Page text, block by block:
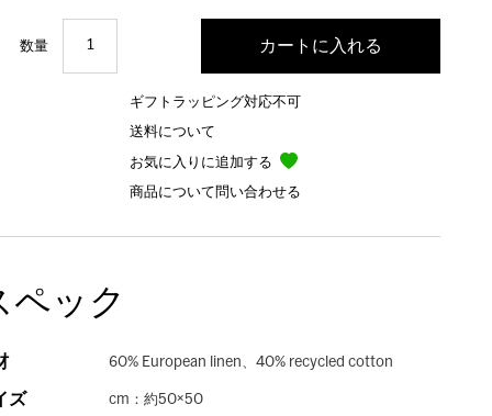
数量
ギフトラッピング対応不可
送料について
お気に入りに追加する
商品について問い合わせる
ペック
60% European linen、40% recycled cotton
ズ cm：約50×50